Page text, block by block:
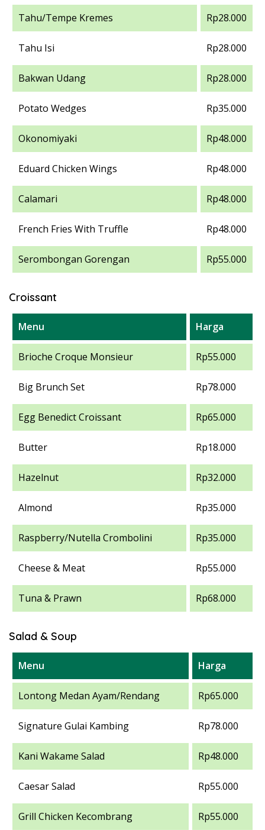
Tahu/Tempe Kremes Rp28.000
Tahu Isi Rp28.000
Bakwan Udang Rp28.000
Potato Wedges Rp35.000
Okonomiyaki Rp48.000
Eduard Chicken Wings Rp48.000
Calamari Rp48.000
French Fries With Truffle Rp48.000
Serombongan Gorengan Rp55.000
Croissant
Menu Harga
Brioche Croque Monsieur Rp55.000
Big Brunch Set Rp78.000
Egg Benedict Croissant Rp65.000
Butter Rp18.000
Hazelnut Rp32.000
Almond Rp35.000
Raspberry/Nutella Crombolini Rp35.000
Cheese & Meat Rp55.000
Tuna & Prawn Rp68.000
Salad & Soup
Menu Harga
Lontong Medan Ayam/Rendang Rp65.000
Signature Gulai Kambing Rp78.000
Kani Wakame Salad Rp48.000
Caesar Salad Rp55.000
Grill Chicken Kecombrang Rp55.000